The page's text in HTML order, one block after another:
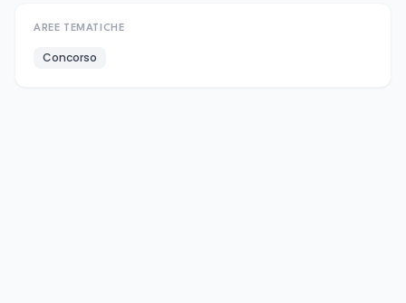
AREE TEMATICHE
Concorso